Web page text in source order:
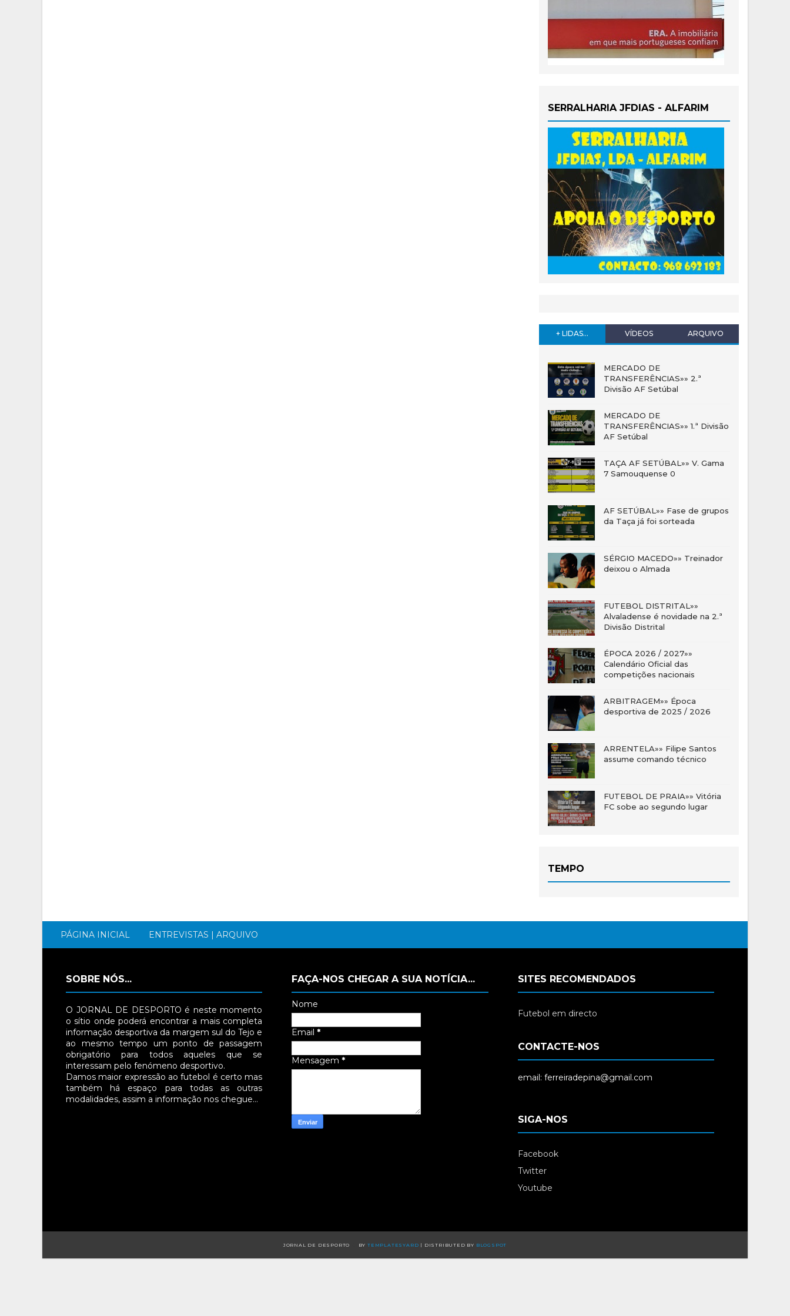
SERRALHARIA JFDIAS - ALFARIM
+ LIDAS... VÍDEOS ARQUIVO
MERCADO DE
TRANSFERÊNCIAS»» 2.ª
Divisão AF Setúbal
MERCADO DE
TRANSFERÊNCIAS»» 1.ª Divisão
AF Setúbal
TAÇA AF SETÚBAL»» V. Gama
7 Samouquense 0
AF SETÚBAL»» Fase de grupos
da Taça já foi sorteada
SÉRGIO MACEDO»» Treinador
deixou o Almada
FUTEBOL DISTRITAL»»
Alvaladense é novidade na 2.ª
Divisão Distrital
ÉPOCA 2026 / 2027»»
Calendário Oficial das
competições nacionais
ARBITRAGEM»» Época
desportiva de 2025 / 2026
ARRENTELA»» Filipe Santos
assume comando técnico
FUTEBOL DE PRAIA»» Vitória
FC sobe ao segundo lugar
TEMPO
PÁGINA INICIAL ENTREVISTAS | ARQUIVO
SOBRE NÓS...
O JORNAL DE DESPORTO é neste momento
o sítio onde poderá encontrar a mais completa
informação desportiva da margem sul do Tejo e
ao mesmo tempo um ponto de passagem
obrigatório para todos aqueles que se
interessam pelo fenómeno desportivo.
Damos maior expressão ao futebol é certo mas
também há espaço para todas as outras
modalidades, assim a informação nos chegue…
FAÇA-NOS CHEGAR A SUA NOTÍCIA...
Nome
Email *
Mensagem *
SITES RECOMENDADOS
Futebol em directo
CONTACTE-NOS
email: ferreiradepina@gmail.com
SIGA-NOS
Facebook
Twitter
Youtube
JORNAL DE DESPORTO BY TEMPLATESYARD | DISTRIBUTED BY BLOGSPOT